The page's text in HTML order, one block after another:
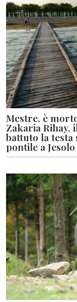
Mestre, è
Zakaria Rihay,
battuto la
pontile a Jesolo